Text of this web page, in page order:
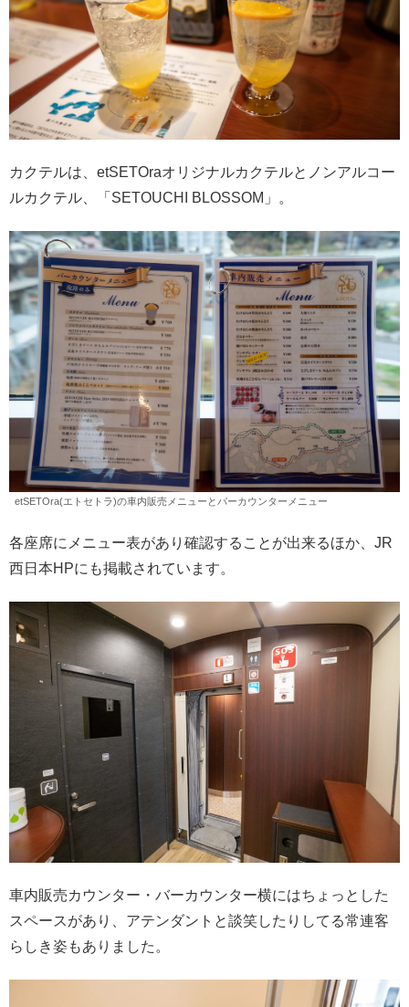
カクテルは、etSETOraオリジナルカクテルとノンアルコー
ルカクテル、「SETOUCHI BLOSSOM」。
etSETOra(エトセトラ)の車内販売メニューとバーカウンターメニュー
各座席にメニュー表があり確認することが出来るほか、JR
西日本HPにも掲載されています。
車内販売カウンター・バーカウンター横にはちょっとした
スペースがあり、アテンダントと談笑したりしてる常連客
らしき姿もありました。